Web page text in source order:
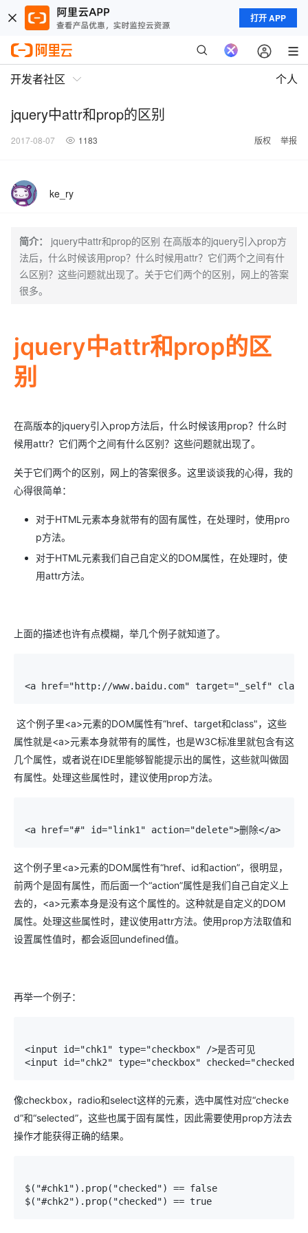
打开 APP
开发者社区 个人
jquery中attr和prop的区别
2017-08-07 1183 版权 举报
ke_ry
简介：
jquery中attr和prop的区别 在高版本的jquery引入prop方
法后，什么时候该用prop？什么时候用attr？它们两个之间有什
么区别？这些问题就出现了。关于它们两个的区别，网上的答案
很多。
jquery中attr和prop的区
别
在高版本的jquery引入prop方法后，什么时候该用prop？什么时
候用attr？它们两个之间有什么区别？这些问题就出现了。
关于它们两个的区别，网上的答案很多。这里谈谈我的心得，我的
心得很简单：
对于HTML元素本身就带有的固有属性，在处理时，使用pro
p方法。
对于HTML元素我们自己自定义的DOM属性，在处理时，使
用attr方法。
上面的描述也许有点模糊，举几个例子就知道了。
<a href="http://www.baidu.com" target="_self"
这个例子里<a>元素的DOM属性有“href、target和class"，这些
属性就是<a>元素本身就带有的属性，也是W3C标准里就包含有这
几个属性，或者说在IDE里能够智能提示出的属性，这些就叫做固
有属性。处理这些属性时，建议使用prop方法。
<a href="#" id="link1" action="delete">删除</a>
这个例子里<a>元素的DOM属性有“href、id和action”，很明显，
前两个是固有属性，而后面一个“action”属性是我们自己自定义上
去的，<a>元素本身是没有这个属性的。这种就是自定义的DOM
属性。处理这些属性时，建议使用attr方法。使用prop方法取值和
设置属性值时，都会返回undefined值。
再举一个例子：
<input id="chk1" type="checkbox" />是否可见
<input id="chk2" type="checkbox" checked="checked" /
像checkbox，radio和select这样的元素，选中属性对应“checke
d”和“selected”，这些也属于固有属性，因此需要使用prop方法去
操作才能获得正确的结果。
$("#chk1").prop("checked") == false
$("#chk2").prop("checked") == true